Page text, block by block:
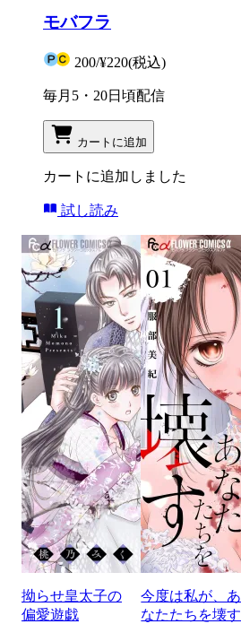
モバフラ
200/¥220(税込)
毎月5・20日頃配信
カートに追加
カートに追加しました
試し読み
拗らせ皇太子の
偏愛遊戯
今度は私が、あ
なたたちを壊す